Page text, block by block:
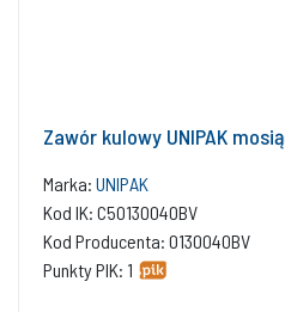
Zawór kulowy UNIPAK
Marka: UNIPAK
Kod IK: C50130040BV
Kod Producenta: 0130040BV
Punkty PIK: 1